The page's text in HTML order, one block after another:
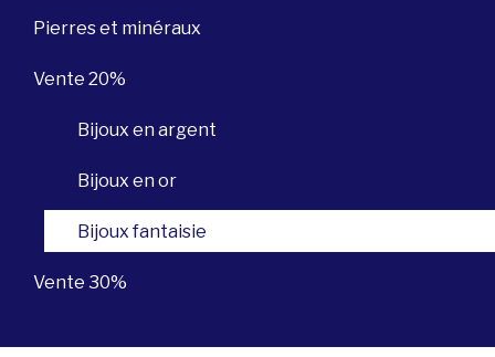
Pierres et minéraux
Vente 20%
Bijoux en argent
Bijoux en or
Bijoux fantaisie
Vente 30%